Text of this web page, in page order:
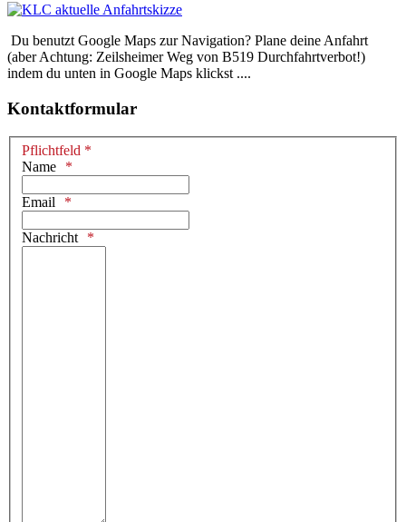
Du benutzt Google Maps zur Navigation? Plane deine Anfahrt
(aber Achtung: Zeilsheimer Weg von B519 Durchfahrtverbot!)
indem du unten in Google Maps klickst ....
Kontaktformular
Pflichtfeld *
Name
Email
Nachricht